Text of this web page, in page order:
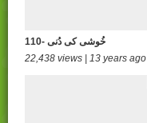
110- خُوشی کی دُنی
22,438 views | 13 years ago